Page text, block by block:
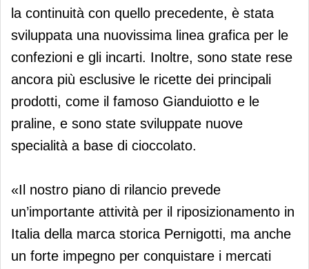
la continuità con quello precedente, è stata
sviluppata una nuovissima linea grafica per le
confezioni e gli incarti. Inoltre, sono state rese
ancora più esclusive le ricette dei principali
prodotti, come il famoso Gianduiotto e le
praline, e sono state sviluppate nuove
specialità a base di cioccolato.
«Il nostro piano di rilancio prevede
un’importante attività per il riposizionamento in
Italia della marca storica Pernigotti, ma anche
un forte impegno per conquistare i mercati